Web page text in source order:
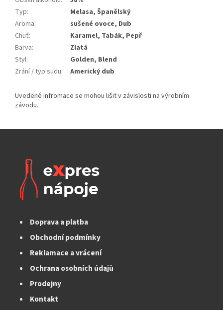
Typ:
Melasa, Španělský
Aroma:
sušené ovoce, Dub
Chuť:
Karamel, Tabák, Pepř
Barva:
Zlatá
Styl:
Golden, Blend
Zrání / typ sudu: Americký dub
Doprava a platba
Obchodní podmínky
Reklamace a vrácení
Ochrana osobních údajů
Prodejny
Kontakt